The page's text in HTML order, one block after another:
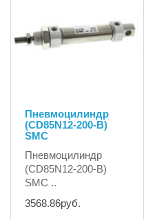
Пневмоцилиндр
(CD85N12-200-B)
SMC
Пневмоцилиндр
(CD85N12-200-B)
SMC ..
3568.86руб.